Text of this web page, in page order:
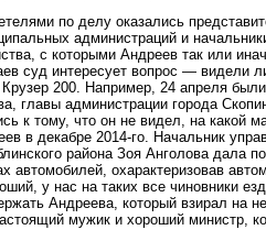
по делу оказались
администраций и
с которыми Андреев так или
суд интересует вопрос — видели
200. Например, 24 апреля
главы администрации города
к тому, что он не видел, на какой
в декабре 2014-го. Начальник
района Зоя Анголова дала
автомобилей, охарактеризовав
у нас на таких все чиновники
Андреева, который взирал на
мужик и хороший министр,